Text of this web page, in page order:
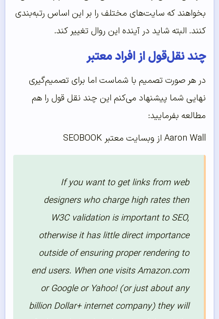
بخواهند که سایت‌های مختلف را بر این اساس رتبه‌بندی
کنند. البته شاید در آینده این روال تغییر کند.
چند نقل‌قول از افراد معتبر
در هر صورت تصمیم با شماست اما برای تصمیم‌گیری
نهایی شما پیشنهاد می‌کنم این چند نقل قول را هم
مطالعه بفرمایید:
Aaron Wall از وبسایت معتبر SEOBOOK
If you want to get links from web
designers who charge high rates then
W3C validation is important to SEO,
otherwise it has little direct importance
outside of ensuring proper rendering to
end users. When one visits Amazon.com
or Google or Yahoo! (or just about any
billion Dollar+ internet company) they will